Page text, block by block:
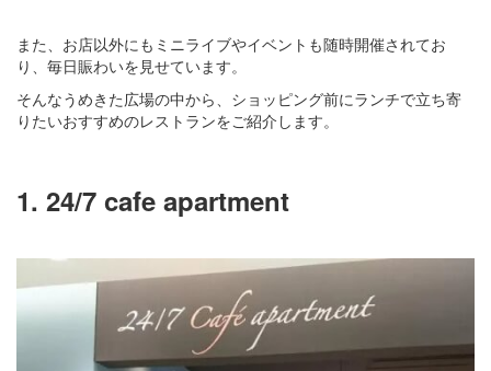
また、お店以外にもミニライブやイベントも随時開催されてお
り、毎日賑わいを見せています。
そんなうめきた広場の中から、ショッピング前にランチで立ち寄
りたいおすすめのレストランをご紹介します。
1. 24/7 cafe apartment